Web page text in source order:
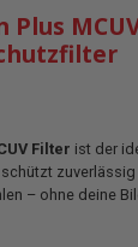
Filter ist der
zuverlässig
– ohne deine